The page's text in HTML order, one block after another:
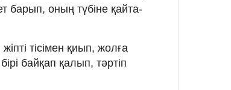
оның түбіне қайта-
тісімен қиып, жолға
байқап қалып, тәртіп